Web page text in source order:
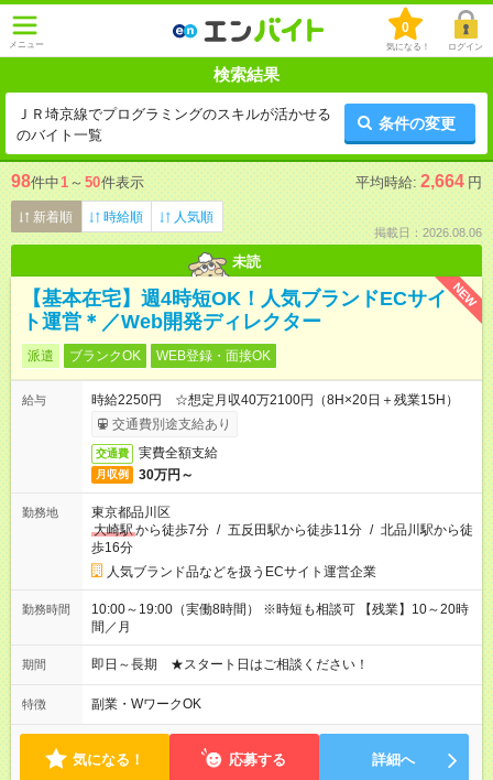
メニュー
0
気になる！ ログイン
検索結果
ＪＲ埼京線でプログラミングのスキルが活かせる
のバイト一覧
条件の変更
98件中1 ～ 50件表示 平均時給: 2,664 円
新着順 時給順 人気順
掲載日：2026.08.06
未読
NEW
【基本在宅】週4時短OK！人気ブランドECサイ
ト運営＊／Web開発ディレクター
派遣 ブランクOK WEB登録・面接OK
給与
時給2250円 ☆想定月収40万2100円（8H×20日＋残業15H）
交通費別途支給あり
交通費 実費全額支給
月収例 30万円～
勤務地
東京都品川区
大崎駅から徒歩7分 / 五反田駅から徒歩11分 / 北品川駅から徒
歩16分
人気ブランド品などを扱うECサイト運営企業
勤務時間
10:00～19:00（実働8時間） ※時短も相談可 【残業】10～20時
間／月
期間 即日～長期 ★スタート日はご相談ください！
特徴 副業・WワークOK
気になる！ 応募する 詳細へ